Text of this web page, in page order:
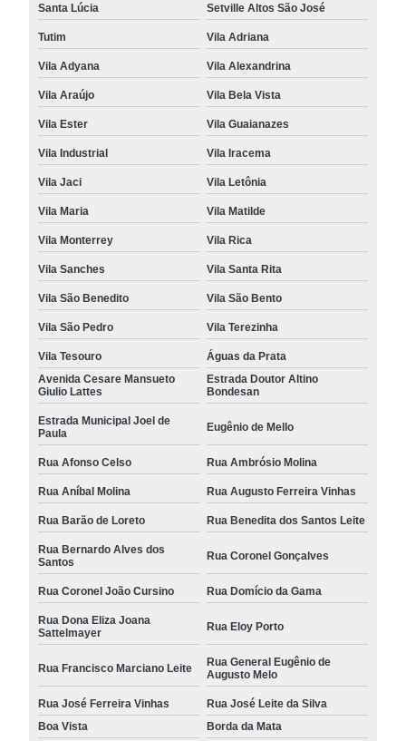
Santa Lúcia Setville Altos São José
Tutim Vila Adriana
Vila Adyana Vila Alexandrina
Vila Araújo Vila Bela Vista
Vila Ester Vila Guaianazes
Vila Industrial Vila Iracema
Vila Jaci Vila Letônia
Vila Maria Vila Matilde
Vila Monterrey Vila Rica
Vila Sanches Vila Santa Rita
Vila São Benedito Vila São Bento
Vila São Pedro Vila Terezinha
Vila Tesouro
Águas da Prata
Avenida Cesare Mansueto
Giulio Lattes
Estrada Doutor Altino
Bondesan
Estrada Municipal Joel de
Paula
Eugênio de Mello
Rua Afonso Celso Rua Ambrósio Molina
Rua Aníbal Molina Rua Augusto Ferreira Vinhas
Rua Barão de Loreto Rua Benedita dos Santos Leite
Rua Bernardo Alves dos
Santos
Rua Coronel Gonçalves
Rua Coronel João Cursino Rua Domício da Gama
Rua Dona Eliza Joana
Sattelmayer
Rua Eloy Porto
Rua Francisco Marciano Leite
Rua General Eugênio de
Augusto Melo
Rua José Ferreira Vinhas
Rua José Leite da Silva
Boa Vista
Borda da Mata